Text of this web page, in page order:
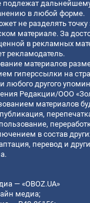
подлежат
в любой форме.
не разделять точку
материале. За
в рекламных
рекламодатель.
материалов
гиперссылки на
любого другого
Редакции/ООО
материалов
в состав
перевод и
— «OBOZ.UA»
медиа;